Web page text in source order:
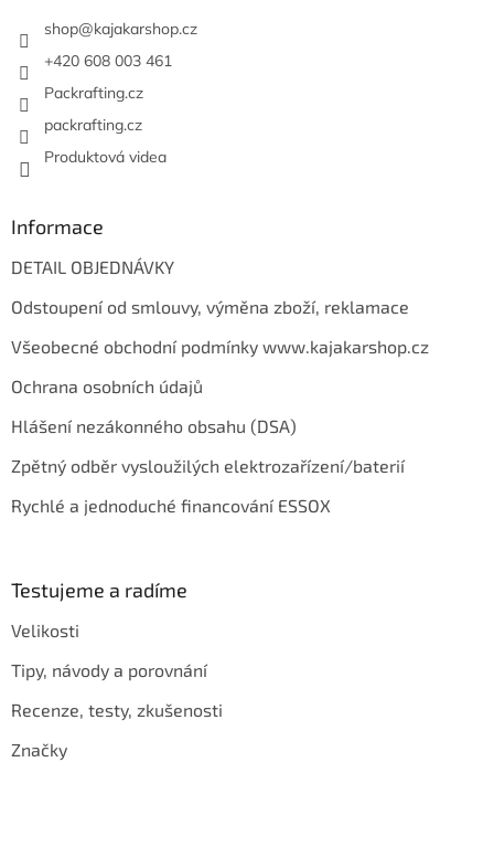
shop@kajakarshop.cz
+420 608 003 461
Packrafting.cz
packrafting.cz
Produktová videa
Informace
DETAIL OBJEDNÁVKY
Odstoupení od smlouvy, výměna zboží, reklamace
Všeobecné obchodní podmínky www.kajakarshop.cz
Ochrana osobních údajů
Hlášení nezákonného obsahu (DSA)
Zpětný odběr vysloužilých elektrozařízení/baterií
Rychlé a jednoduché financování ESSOX
Testujeme a radíme
Velikosti
Tipy, návody a porovnání
Recenze, testy, zkušenosti
Značky